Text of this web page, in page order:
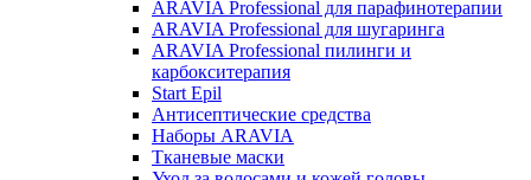
ARAVIA Professional для парафинотерапии
ARAVIA Professional для шугаринга
ARAVIA Professional пилинги и
карбокситерапия
Start Epil
Антисептические средства
Наборы ARAVIA
Тканевые маски